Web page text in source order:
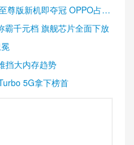
尊版新机即夺冠 OPPO占据
霸千元档 旗舰芯片全面下放
挡大内存趋势
5G拿下榜首